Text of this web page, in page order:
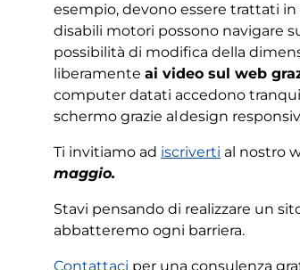
esempio, devono essere trattati
disabili motori possono navigare
possibilità di modifica della
liberamente ai video sul web
computer datati accedono
schermo grazie al design
Ti invitiamo ad iscriverti al nostro
maggio.
Stavi pensando di realizzare un
abbatteremo ogni barriera.
Contattaci per una consulenza